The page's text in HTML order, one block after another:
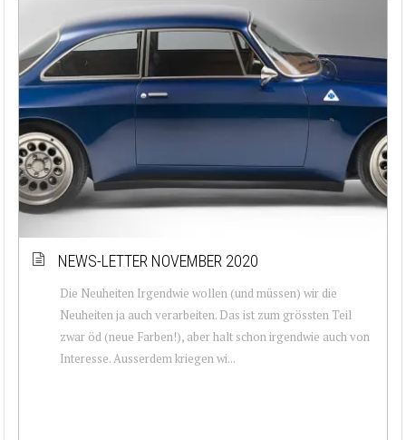
NEWS-LETTER NOVEMBER 2020
Die Neuheiten Irgendwie wollen (und müssen) wir die
Neuheiten ja auch verarbeiten. Das ist zum grössten Teil
zwar öd (neue Farben!), aber halt schon irgendwie auch von
Interesse. Ausserdem kriegen wi...